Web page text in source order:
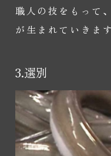
職人の技をもって
が生まれていきます
3.選別